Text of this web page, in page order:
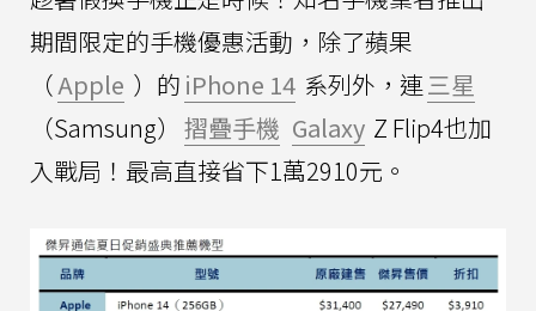
期間限定的手機優惠活動，除了蘋果
（Apple ）的 iPhone 14 系列外，連三星
（Samsung） 摺疊手機 Galaxy Z Flip4也加
入戰局！最高直接省下1萬2910元。